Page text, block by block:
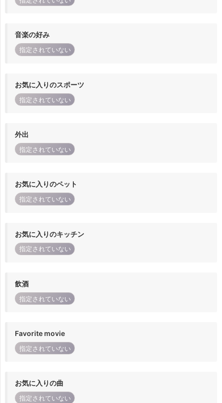
音楽の好み
指定されていない
お気に入りのスポーツ
指定されていない
外出
指定されていない
お気に入りのペット
指定されていない
お気に入りのキッチン
指定されていない
飲酒
指定されていない
Favorite movie
指定されていない
お気に入りの曲
指定されていない